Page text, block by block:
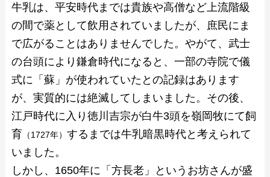
牛乳は、平安時代までは貴族や高僧など上流階級
の間で薬として飲用されていましたが、庶民にま
で広がることはありませんでした。やがて、武士
の台頭により鎌倉時代になると、一部の寺院で儀
式に「蘇」が使われていたとの記録はあります
が、実質的には絶滅してしまいました。その後、
江戸時代に入り徳川吉宗が白牛3頭を嶺岡牧にて飼
育 （1727年） するまでは牛乳暗黒時代と考えられて
いました。
しかし、1650年に「方長老」というお坊さんが盛